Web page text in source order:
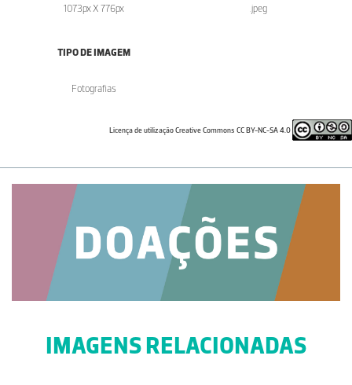
1073px X 776px .jpeg
TIPO DE IMAGEM
Fotografias
Licença de utilização Creative Commons CC BY-NC-SA 4.0
IMAGENS RELACIONADAS